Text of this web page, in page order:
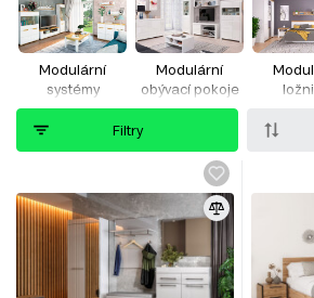
Modulární
systémy
Modulární
obývací pokoje
Filtry